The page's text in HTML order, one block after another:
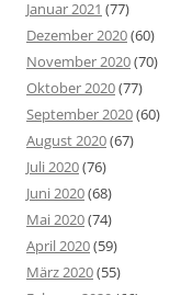
Januar 2021 (77)
Dezember 2020(60)
November 2020(70)
Oktober 2020(77)
September 2020(60)
August 2020(67)
Juli 2020(76)
Juni 2020(68)
Mai 2020(74)
April 2020(59)
März 2020(55)